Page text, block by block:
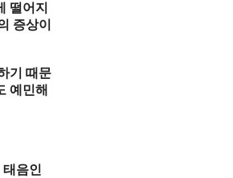
떨어지
증상이
기 때문
예민해
태음인